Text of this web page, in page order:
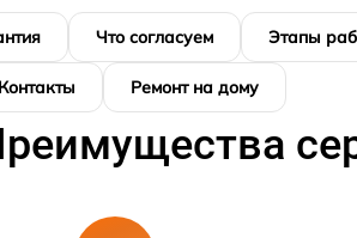
Что согласуем Этапы
Контакты Ремонт на дому